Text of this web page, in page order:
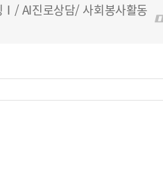
Ⅰ/ AI진로상담/ 사회봉사활동